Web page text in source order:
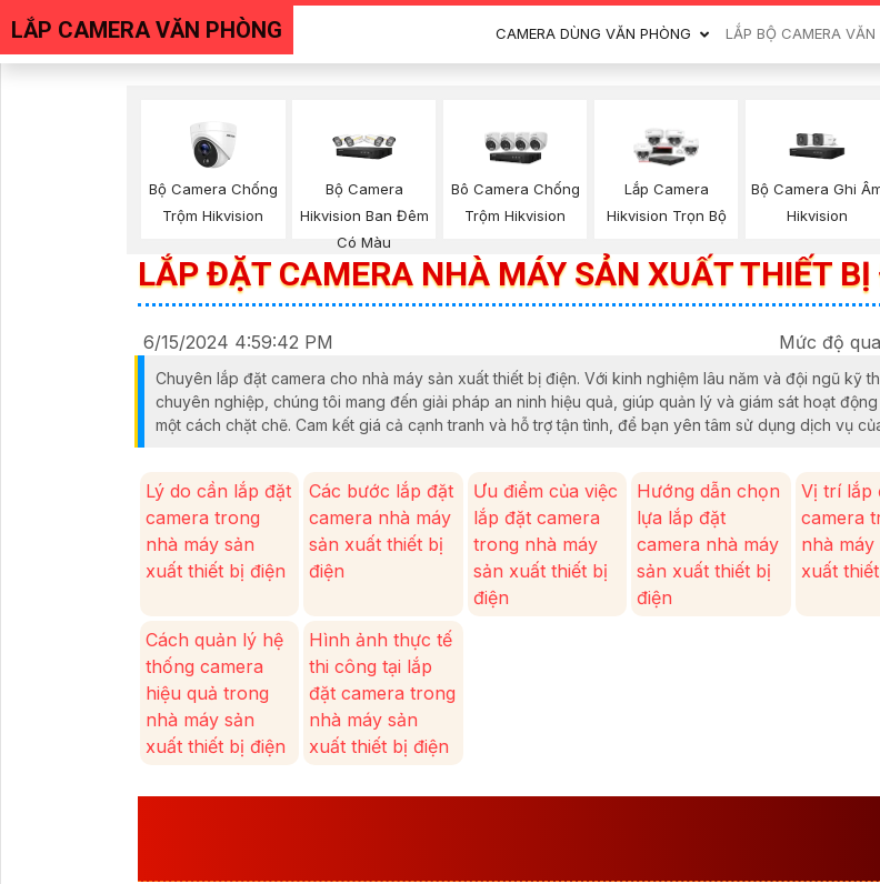
LẮP CAMERA VĂN PHÒNG CAMERA DÙNG VĂN PHÒNG LẮP BỘ CAMERA VĂN
Bộ Camera Chống
Trộm Hikvision
Bộ Camera
Hikvision Ban Đêm
Có Màu
Bô Camera Chống
Trộm Hikvision
Lắp Camera
Hikvision Trọn Bộ
Bộ Camera Ghi
Hikvision
LẮP ĐẶT CAMERA NHÀ MÁY SẢN XUẤT THIẾT
6/15/2024 4:59:42 PM Mức độ
Chuyên lắp đặt camera cho nhà máy sản xuất thiết bị điện. Với kinh nghiệm lâu năm và đội ngũ kỹ
chuyên nghiệp, chúng tôi mang đến giải pháp an ninh hiệu quả, giúp quản lý và giám sát hoạt
một cách chặt chẽ. Cam kết giá cả cạnh tranh và hỗ trợ tận tình, để bạn yên tâm sử dụng dịch vụ
Lý do cần lắp đặt
camera trong
nhà máy sản
xuất thiết bị điện
Các bước lắp đặt
camera nhà máy
sản xuất thiết bị
điện
Ưu điểm của việc
lắp đặt camera
trong nhà máy
sản xuất thiết bị
điện
Hướng dẫn chọn
lựa lắp đặt
camera nhà máy
sản xuất thiết bị
điện
Vị trí lắp
camera
nhà máy
xuất
Cách quản lý hệ
thống camera
hiệu quả trong
nhà máy sản
xuất thiết bị điện
Hình ảnh thực tế
thi công tại lắp
đặt camera trong
nhà máy sản
xuất thiết bị điện